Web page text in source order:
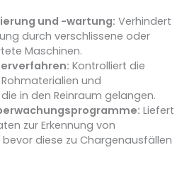
und -wartung: Verhindert
durch verschlissene oder
Maschinen.
Kontrolliert die
und
in den Reinraum gelangen.
Liefert
zur Erkennung von
diese zu Chargenausfällen